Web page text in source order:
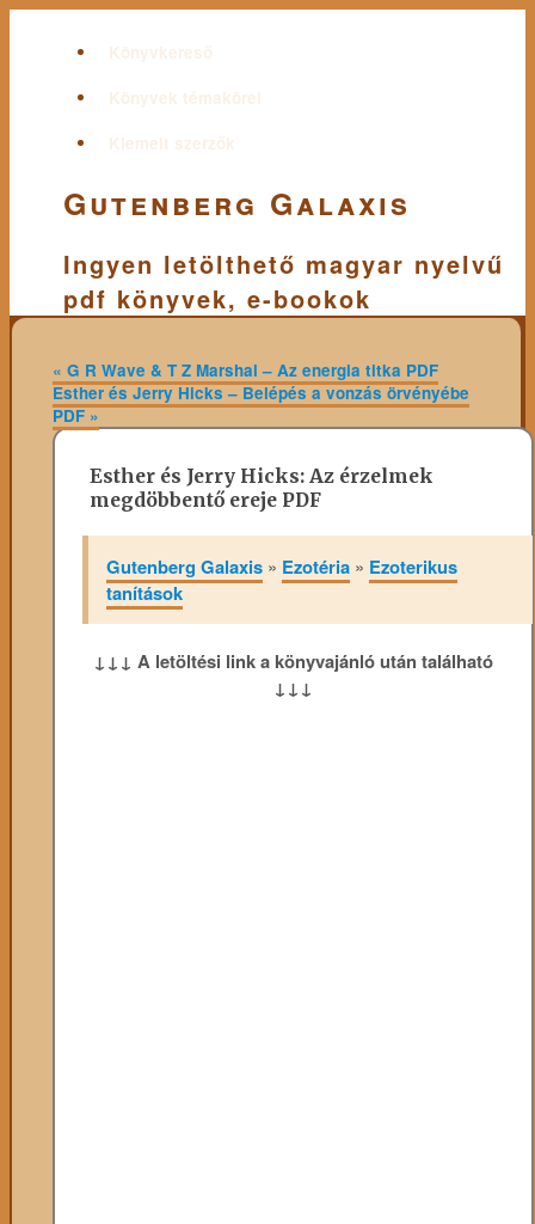
Könyvkereső
Könyvek témakörei
Kiemelt szerzők
Gutenberg Galaxis
Ingyen letölthető magyar nyelvű
pdf könyvek, e-bookok
« G R Wave & T Z Marshal – Az energia titka PDF
Esther és Jerry Hicks – Belépés a vonzás örvényébe
PDF»
Esther és Jerry Hicks: Az érzelmek
megdöbbentő ereje PDF
Gutenberg Galaxis » Ezotéria » Ezoterikus
tanítások
↓↓↓ A letöltési link a könyvajánló után található
↓↓↓